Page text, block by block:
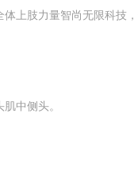
上肢力量智尚无限科技
中侧头。